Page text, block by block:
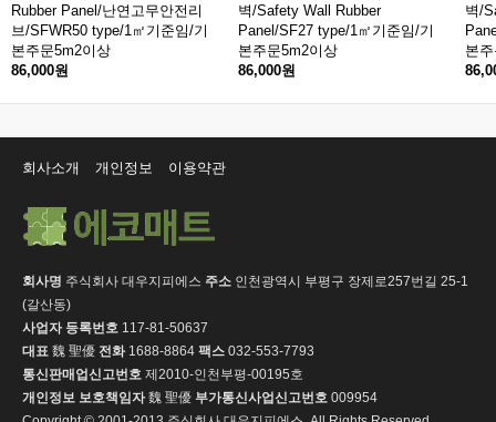
Rubber Panel/난연고무안전리
브/SFWR50 type/1㎡기준임/기
본주문5m2이상
86,000원
벽/Safety Wall Rubber
Panel/SF27 type/1㎡기준임/기
본주문5m2이상
86,000원
벽/
본
회사소개 개인정보 이용약관
회사명 주식회사 대우지피에스 주소 인천광역시 부평구 장제로257번길 25-1
(갈산동)
사업자 등록번호 117-81-50637
대표 魏 聖優 전화1688-8864 팩스 032-553-7793
통신판매업신고번호 제2010-인천부평-00195호
개인정보 보호책임자魏 聖優 부가통신사업신고번호 009954